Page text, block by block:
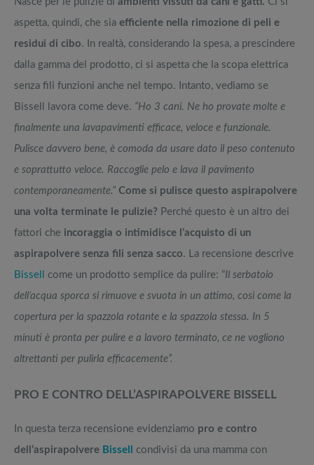
aspetta, quindi, che sia efficiente nella rimozione di peli e
residui di cibo. In realtà, considerando la spesa, a prescindere
dalla gamma del prodotto, ci si aspetta che la scopa elettrica
senza fili funzioni anche nel tempo. Intanto, vediamo se
Bissell lavora come deve. “Ho 3 cani. Ne ho provate molte e
finalmente una lavapavimenti efficace, veloce e funzionale.
Pulisce davvero bene, è comoda da usare dato il peso contenuto
e soprattutto veloce. Raccoglie pelo e lava il pavimento
contemporaneamente.” Come si pulisce questo aspirapolvere
una volta terminate le pulizie? Perché questo è un altro dei
fattori che incoraggia o intimidisce l’acquisto di un
aspirapolvere senza fili senza sacco. La recensione descrive
Bissell
come un prodotto semplice da pulire: “Il serbatoio
dell’acqua sporca si rimuove e svuota in un attimo, così come la
copertura per la spazzola rotante e la spazzola stessa. In 5
minuti è pronta per pulire e a lavoro terminato, ce ne vogliono
altrettanti per pulirla efficacemente”.
PRO E CONTRO DELL’ASPIRAPOLVERE BISSELL
In questa terza recensione evidenziamo pro e contro
dell’aspirapolvere Bissell
condivisi da una mamma con